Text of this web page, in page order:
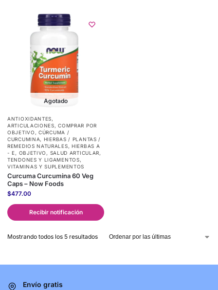
Agotado
ANTIOXIDANTES,
ARTICULACIONES,COMPRAR POR
OBJETIVO ,CÚRCUMA /
CURCUMINA, HIERBAS / PLANTAS /
REMEDIOS NATURALES,HIERBAS A
- E, OBJETIVO , SALUD ARTICULAR,
TENDONES Y LIGAMENTOS,
VITAMINAS Y SUPLEMENTOS
Curcuma Curcumina 60 Veg
Caps – Now Foods
$477.00
Recibir notificación
Mostrando todos los 5 resultados
Envío gratis